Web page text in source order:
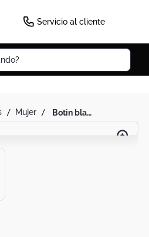
Servicio al cliente
mujer botin blanco detalles correas suela negro